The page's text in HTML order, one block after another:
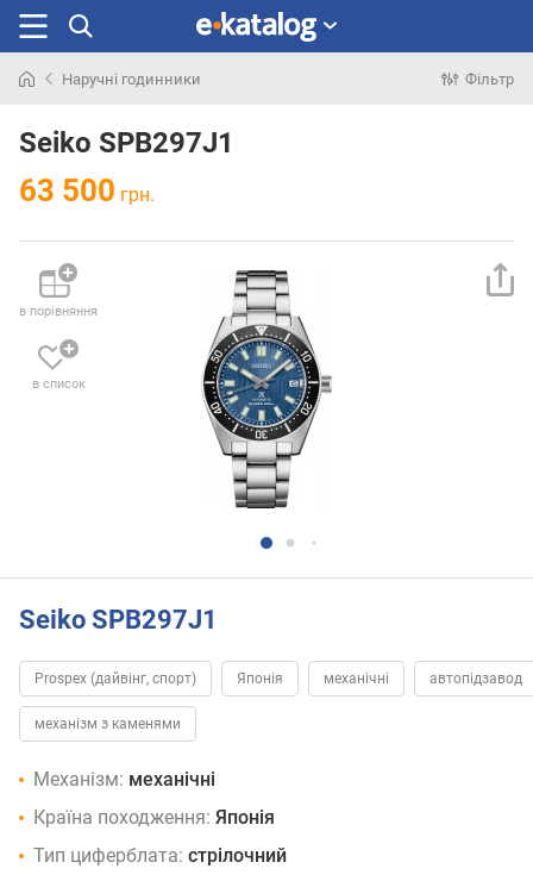
раніше
Наручні годинники Фільтр
Seiko SPB297J1
63 500 грн.
в порівняння
в список
Seiko SPB297J1
Prospex (дайвінг, спорт) Японія механічні автопідзавод
механізм з каменями
Механізм: механічні
Країна походження: Японія
Тип циферблата: стрілочний